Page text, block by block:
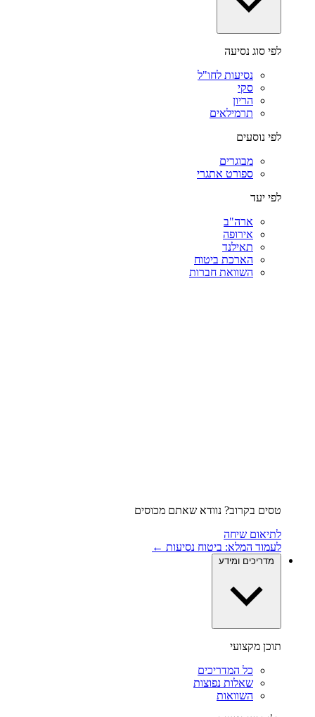
לפי סוג נסיעה
נסיעות לחו"ל
סקי
הריון
תרמילאים
לפי נוסעים
מבוגרים
ספורט אתגרי
לפי יעד
ארה"ב
אירופה
תאילנד
הארכת ביטוח
השוואת חברות
טסים בקרוב? נוודא שאתם מכוסים
לתיאום שיחה
לעמוד המלא: ביטוח נסיעות ←
מדריכים ומידע
תוכן מקצועי
כל המדריכים
שאלות נפוצות
השוואות